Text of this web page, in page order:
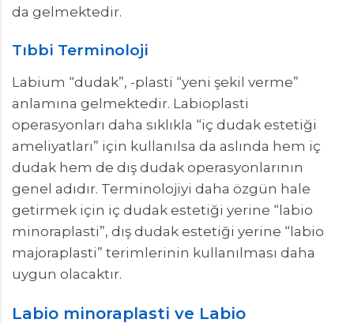
da gelmektedir.
Tıbbi Terminoloji
Labium “dudak”, -plasti “yeni şekil verme”
anlamına gelmektedir. Labioplasti
operasyonları daha sıklıkla “iç dudak estetiği
ameliyatları” için kullanılsa da aslında hem iç
dudak hem de dış dudak operasyonlarının
genel adıdır. Terminolojiyi daha özgün hale
getirmek için iç dudak estetiği yerine “labio
minoraplasti”, dış dudak estetiği yerine “labio
majoraplasti” terimlerinin kullanılması daha
uygun olacaktır.
Labio minoraplasti ve Labio